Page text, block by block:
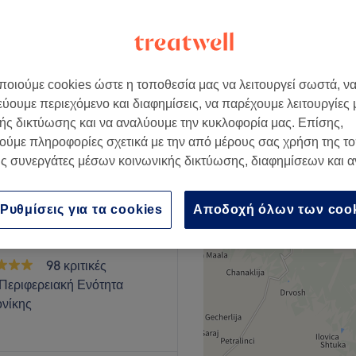
€ 45
μέρος για να κάνεις ένα
Hair and More
98 κριτικές
Ενότητα
cookies ώστε η τοποθεσία μας να λειτουργεί σωστά, να
περιεχόμενο και διαφημίσεις, να παρέχουμε
δικτύωσης και να αναλύουμε την κυκλοφορία μας. Επίσης,
πληροφορίες σχετικά με την από μέρους σας χρήση της
συνεργάτες μέσων κοινωνικής δικτύωσης, διαφημίσεων και
Αποδοχή όλων των
Ρυθμίσεις για τα cookies